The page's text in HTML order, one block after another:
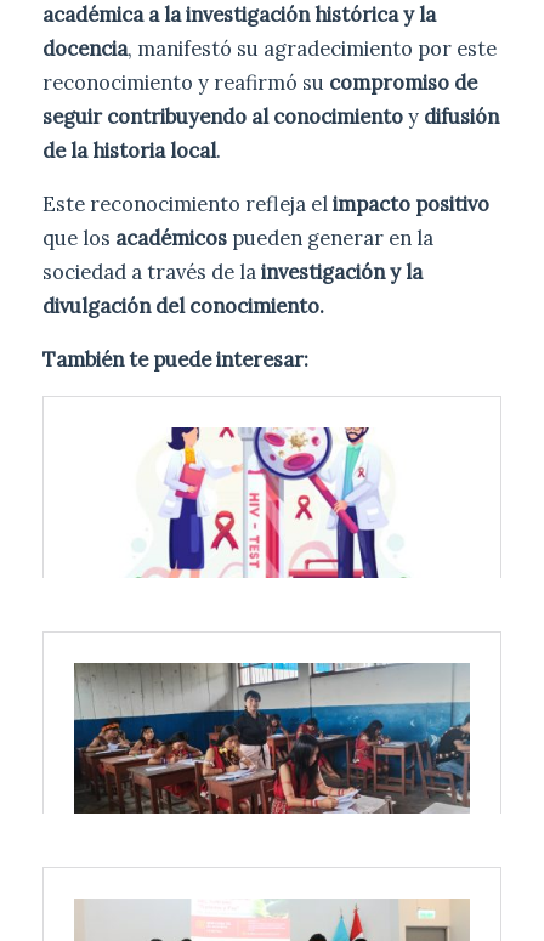
académica a la investigación histórica y la
docencia, manifestó su agradecimiento por este
reconocimiento y reafirmó su compromiso de
seguir contribuyendo al conocimientoy difusión
de la historia local.
Este reconocimiento refleja elimpacto positivo
que los académicos pueden generar en la
sociedad a través de lainvestigación y la
divulgación del conocimiento.
También te puede interesar: